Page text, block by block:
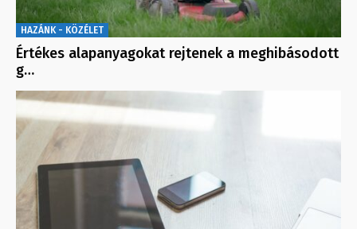
HAZÁNK - KÖZÉLET
Értékes alapanyagokat rejtenek a meghibásodott
g…